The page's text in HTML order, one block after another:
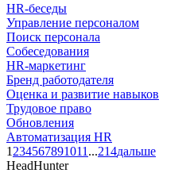
HR-беседы
Управление персоналом
Поиск персонала
Собеседования
HR-маркетинг
Бренд работодателя
Оценка и развитие навыков
Трудовое право
Обновления
Автоматизация HR
1 234567891011 ...214дальше
HeadHunter